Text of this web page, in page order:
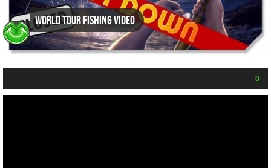
World Tour Fishing Video
0